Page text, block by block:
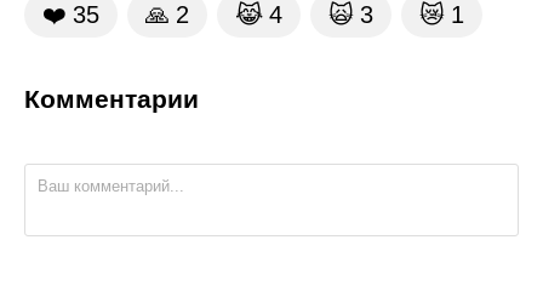
❤️ 35 🙏 2 😹 4 🙀 3 😿 1
Комментарии